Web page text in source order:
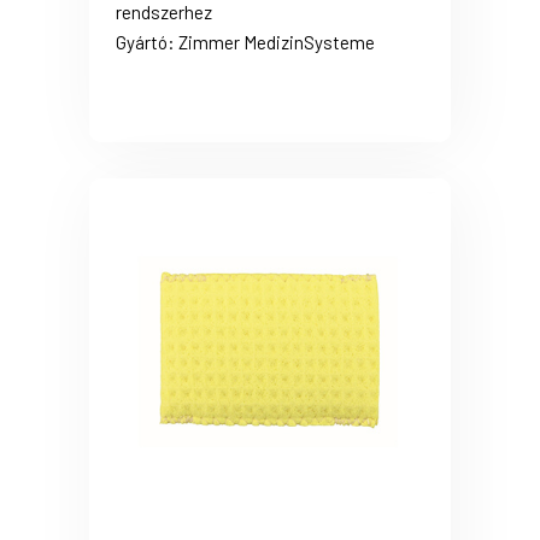
rendszerhez
Gyártó: Zimmer MedizinSysteme